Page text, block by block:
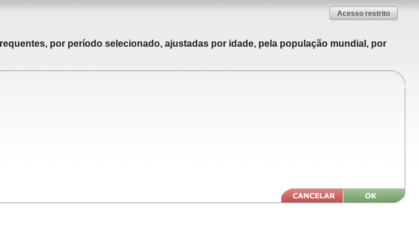
Acesso restrito
por período selecionado, ajustadas por idade, pela população mundial, por